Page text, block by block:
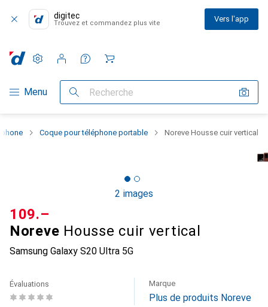
digitec
Trouvez et commandez plus vite Vers l'app
Navigation par catégorie
Menu Recherche
Paramètres
Compte client
Listes de comparaison
Listes d'envies
Panier
Coque pour téléphone portable Noreve Housse cuir vertical
2 images
Noreve Housse cuir vertical
Samsung Galaxy S20 Ultra 5G
CHF
109.–
Évaluations Marque
Plus de produits Noreve